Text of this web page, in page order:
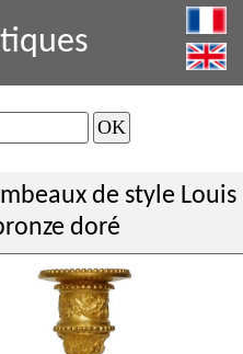
de style Louis
doré